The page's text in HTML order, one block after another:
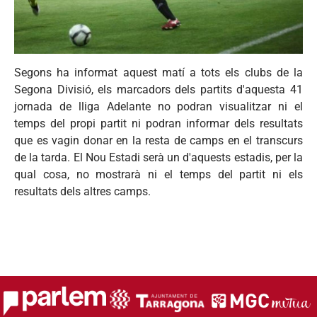
Segons ha informat aquest matí a tots els clubs de la
Segona Divisió, els marcadors dels partits d'aquesta 41
jornada de lliga Adelante no podran visualitzar ni el
temps del propi partit ni podran informar dels resultats
que es vagin donar en la resta de camps en el transcurs
de la tarda. El Nou Estadi serà un d'aquests estadis, per la
qual cosa, no mostrarà ni el temps del partit ni els
resultats dels altres camps.